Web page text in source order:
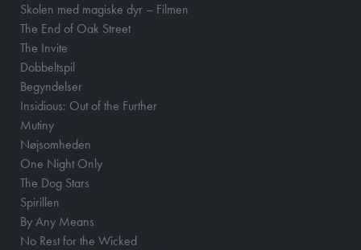
Skolen med magiske dyr – Filmen
The End of Oak Street
The Invite
Dobbeltspil
Begyndelser
Insidious: Out of the Further
Mutiny
Nøjsomheden
One Night Only
The Dog Stars
Spirillen
By Any Means
No Rest for the Wicked